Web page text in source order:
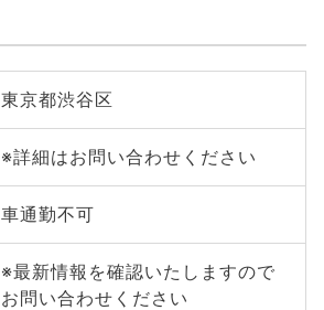
東京都渋谷区
※詳細はお問い合わせください
車通勤不可
※最新情報を確認いたしますので
お問い合わせください